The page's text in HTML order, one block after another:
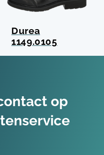
Durea
1149.0105
op